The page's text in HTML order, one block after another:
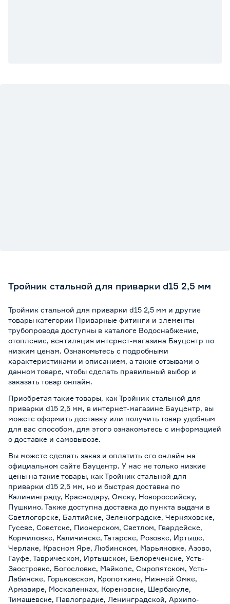
Тройник стальной для приварки d15 2,5 мм
Тройник стальной для приварки d15 2,5 мм и другие
товары категории Приварные фитинги и элементы
трубопровода доступны в каталоге Водоснабжение,
отопление, вентиляция интернет-магазина Бауцентр по
низким ценам. Ознакомьтесь с подробными
характеристиками и описанием, а также отзывами о
данном товаре, чтобы сделать правильный выбор и
заказать товар онлайн.
Приобретая такие товары, как Тройник стальной для
приварки d15 2,5 мм, в интернет-магазине Бауцентр, вы
можете оформить доставку или получить товар удобным
для вас способом, для этого ознакомьтесь с информацией
о доставке и самовывозе.
Вы можете сделать заказ и оплатить его онлайн на
официальном сайте Бауцентр. У нас не только низкие
цены на такие товары, как Тройник стальной для
приварки d15 2,5 мм, но и быстрая доставка по
Калининграду, Краснодару, Омску, Новороссийску,
Пушкино. Также доступна доставка до пункта выдачи в
Светлогорске, Балтийске, Зеленоградске, Черняховске,
Гусеве, Советске, Пионерском, Светлом, Гвардейске,
Кормиловке, Каличинске, Татарске, Розовке, Иртыше,
Черлаке, Красном Яре, Любинском, Марьяновке, Азово,
Гауфе, Таврическом, Иртышском, Белореченске, Усть-
Заостровке, Богословке, Майкопе, Сыропятском, Усть-
Лабинске, Горьковском, Кропоткине, Нижней Омке,
Армавире, Москаленках, Кореновске, Шербакуле,
Тимашевске, Павлоградке, Ленинградской, Архипо-